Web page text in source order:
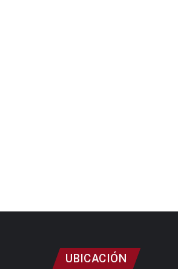
UBICACIÓN